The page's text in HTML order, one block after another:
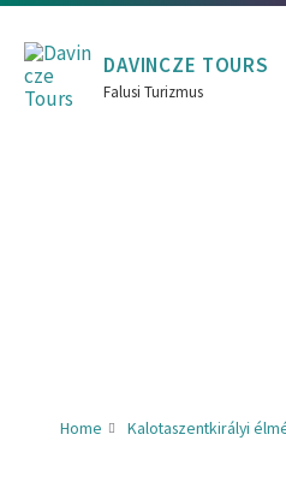
Skip
content
Skip
main
navigation
Skip
footer
DAVINCZE TOURS
Falusi Turizmus
Home Kalotaszentkirályi